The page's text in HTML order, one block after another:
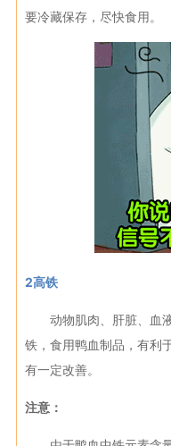
要冷藏保存，尽快食用。
2高铁
动物肌肉、肝脏、血
铁，食用鸭血制品，有利
有一定改善。
注意：